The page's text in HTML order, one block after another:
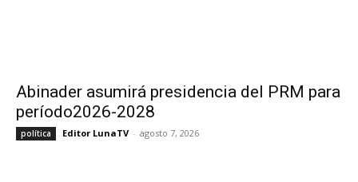
Abinader asumirá presidencia del PRM para
período2026-2028
política Editor LunaTV - agosto 7, 2026